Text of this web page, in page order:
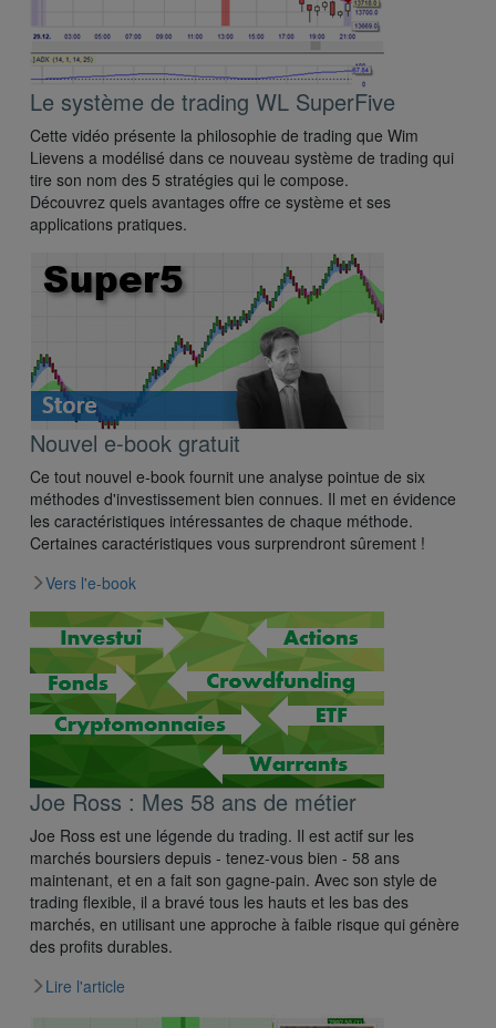
Le système de trading WL SuperFive
Cette vidéo présente la philosophie de trading que Wim
Lievens a modélisé dans ce nouveau système de trading qui
tire son nom des 5 stratégies qui le compose.
Découvrez quels avantages offre ce système et ses
applications pratiques.
Nouvel e-book gratuit
Ce tout nouvel e-book fournit une analyse pointue de six
méthodes d'investissement bien connues. Il met en évidence
les caractéristiques intéressantes de chaque méthode.
Certaines caractéristiques vous surprendront sûrement !
Vers l'e-book
Joe Ross : Mes 58 ans de métier
Joe Ross est une légende du trading. Il est actif sur les
marchés boursiers depuis - tenez-vous bien - 58 ans
maintenant, et en a fait son gagne-pain. Avec son style de
trading ﬂexible, il a bravé tous les hauts et les bas des
marchés, en utilisant une approche à faible risque qui génère
des profits durables.
Lire l'article